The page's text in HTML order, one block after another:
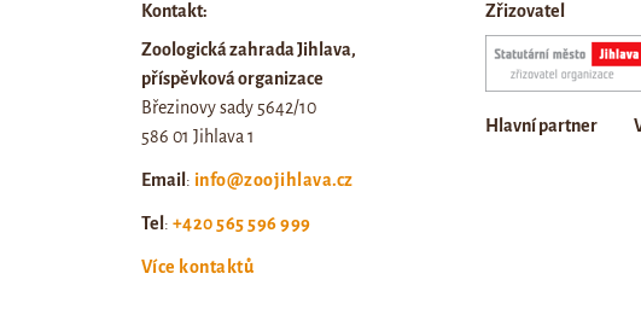
Kontakt:
Zoologická zahrada Jihlava,
příspěvková organizace
Březinovy sady 5642/10
586 01 Jihlava 1
Email : info@zoojihlava.cz
Tel : +420 565 596 999
Více kontaktů
Zřizovatel
Hlavní partner